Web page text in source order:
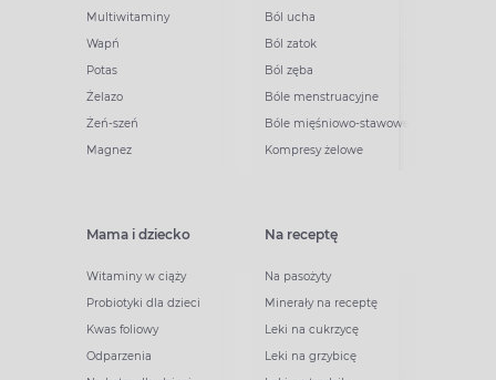
Multiwitaminy
Wapń
Potas
Żelazo
Żeń-szeń
Magnez
Ból ucha
Ból zatok
Ból zęba
Bóle menstruacyjne
Bóle mięśniowo-stawowe
Kompresy żelowe
Mama i dziecko
Witaminy w ciąży
Probiotyki dla dzieci
Kwas foliowy
Odparzenia
Na receptę
Na pasożyty
Minerały na receptę
Leki na cukrzycę
Leki na grzybicę